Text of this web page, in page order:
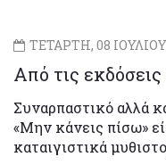
ΤΕΤΑΡΤΗ, 08
Από τις
Συναρπαστικό αλλά
«Μην κάνεις πίσω»
καταιγιστικά